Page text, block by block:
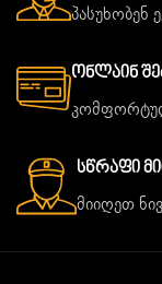
პასუხობენ
Ონლაინ
Სწრაფი
მიიღეთ